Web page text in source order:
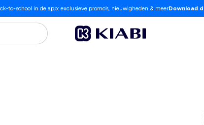
to-school in de app: exclusieve promo’s, nieuwigheden & meerDownload